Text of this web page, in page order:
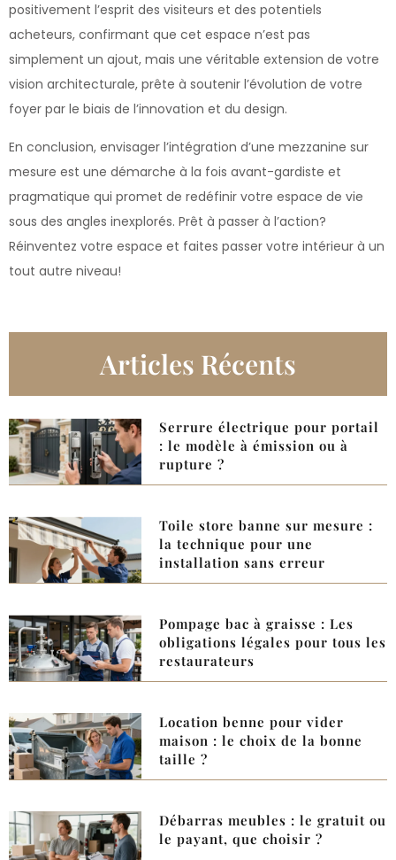
positivement l’esprit des visiteurs et des potentiels
acheteurs, confirmant que cet espace n’est pas
simplement un ajout, mais une véritable extension de votre
vision architecturale, prête à soutenir l’évolution de votre
foyer par le biais de l’innovation et du design.
En conclusion, envisager l’intégration d’une mezzanine sur
mesure est une démarche à la fois avant-gardiste et
pragmatique qui promet de redéfinir votre espace de vie
sous des angles inexplorés. Prêt à passer à l’action?
Réinventez votre espace et faites passer votre intérieur à un
tout autre niveau!
Articles Récents
Serrure électrique pour portail
: le modèle à émission ou à
rupture ?
Toile store banne sur mesure :
la technique pour une
installation sans erreur
Pompage bac à graisse : Les
obligations légales pour tous les
restaurateurs
Location benne pour vider
maison : le choix de la bonne
taille ?
Débarras meubles : le gratuit ou
le payant, que choisir ?